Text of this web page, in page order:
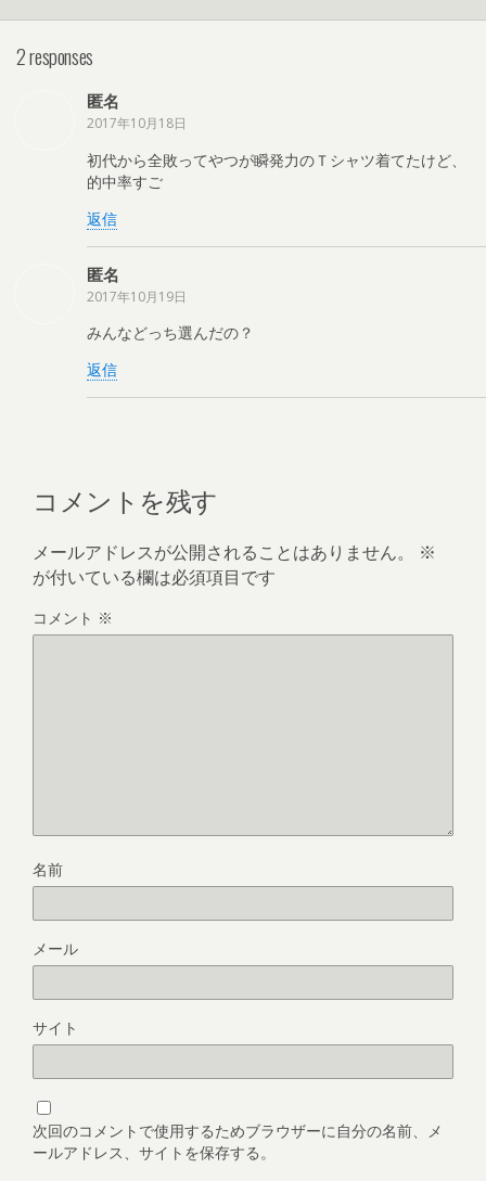
2 responses
匿名
2017年10月18日
初代から全敗ってやつが瞬発力のＴシャツ着てたけど、
的中率すご
返信
匿名
2017年10月19日
みんなどっち選んだの？
返信
コメントを残す
メールアドレスが公開されることはありません。
※
が付いている欄は必須項目です
コメント ※
名前
メール
サイト
次回のコメントで使用するためブラウザーに自分の名前、メ
ールアドレス、サイトを保存する。